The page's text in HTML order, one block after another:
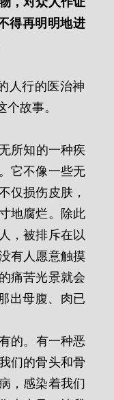
得再明明地进
故事。
它不像一些无
仅损伤皮肤，
地腐烂。除此
，被排斥在以
有人愿意触摸
痛苦光景就会
出母腹、肉已
们的骨头和骨
，感染着我们